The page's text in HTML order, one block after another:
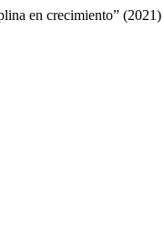
en crecimiento” (2021)